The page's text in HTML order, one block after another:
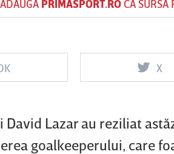
ADAUGĂ PRIMASPORT.ROCA SURSĂ
X
David Lazar au reziliat
goalkeeperului, care
Vs